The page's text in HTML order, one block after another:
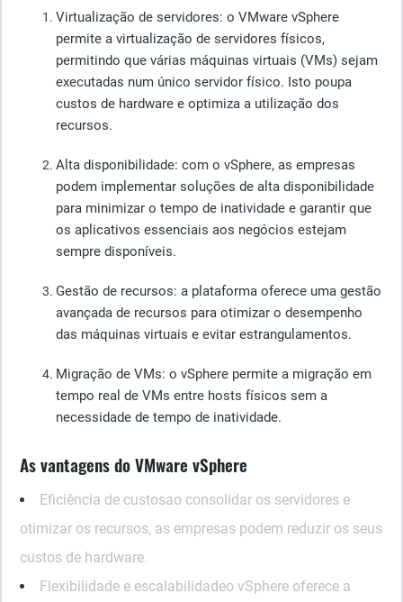
Virtualização de servidores: o VMware vSphere
permite a virtualização de servidores físicos,
permitindo que várias máquinas virtuais (VMs) sejam
executadas num único servidor físico. Isto poupa
custos de hardware e optimiza a utilização dos
recursos.
Alta disponibilidade: com o vSphere, as empresas
podem implementar soluções de alta disponibilidade
para minimizar o tempo de inatividade e garantir que
os aplicativos essenciais aos negócios estejam
sempre disponíveis.
Gestão de recursos: a plataforma oferece uma gestão
avançada de recursos para otimizar o desempenho
das máquinas virtuais e evitar estrangulamentos.
Migração de VMs: o vSphere permite a migração em
tempo real de VMs entre hosts físicos sem a
necessidade de tempo de inatividade.
As vantagens do VMware vSphere
Eficiência de custosao consolidar os servidores e
otimizar os recursos, as empresas podem reduzir os seus
custos de hardware.
Flexibilidade e escalabilidadeo vSphere oferece a